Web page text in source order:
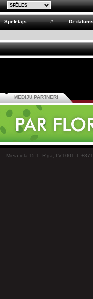
Spēlētājs # Dz.datums
MEDIJU PARTNERI
Miera iela 15-1, Rīga, LV-1001, t: